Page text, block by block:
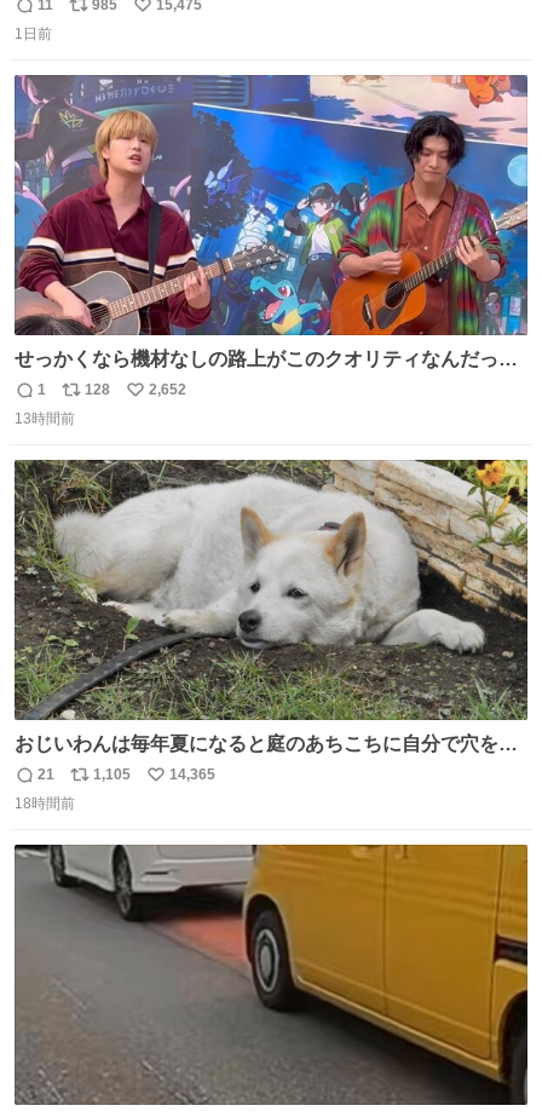
騙せられん 私なんか就活中に存在しない記憶作り出してた
返
信
11
リ
ト
数
985
い
数
15,475
1日前
せっかくなら機材なしの路上がこのクオリティなんだって
バレてくれないかな。 「ガラクタ」大好き！
#Sakurashimeji
返
信
1
リ
ポ
ト
数
128
い
数
2,652
13時間前
おじいわんは毎年夏になると庭のあちこちに自分で穴を掘
って涼んでた。 たまにうさぎ氏がちゃっかり中に入る事も
あったが、退かさず怒らず保護者のようにただ見ていた。
返
信
21
リ
ポ
ト
数
1,105
い
数
14,365
18時間前